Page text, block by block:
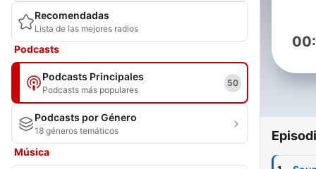
Recomendadas
Lista de las mejores radios
Podcasts
Podcasts Principales
Podcasts más populares
50
Podcasts por Género
18 géneros temáticos
Música